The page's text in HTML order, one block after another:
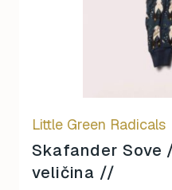
Little Green Radicals
Skafander
veličina //